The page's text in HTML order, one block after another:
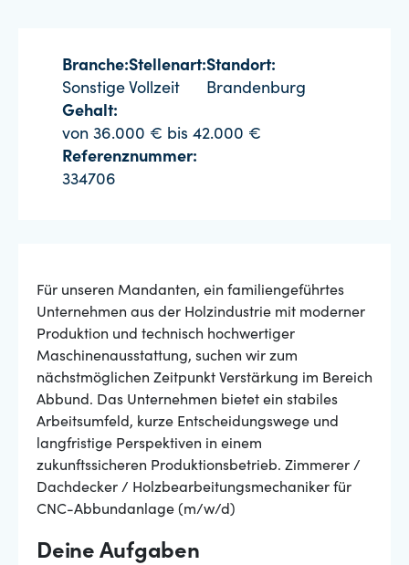
Branche:
Sonstige
Stellenart:
Vollzeit
Standort:
Brandenburg
Gehalt:
von 36.000 € bis 42.000 €
Referenznummer:
334706
Für unseren Mandanten, ein familiengeführtes
Unternehmen aus der Holzindustrie mit moderner
Produktion und technisch hochwertiger
Maschinenausstattung, suchen wir zum
nächstmöglichen Zeitpunkt Verstärkung im Bereich
Abbund. Das Unternehmen bietet ein stabiles
Arbeitsumfeld, kurze Entscheidungswege und
langfristige Perspektiven in einem
zukunftssicheren Produktionsbetrieb. Zimmerer /
Dachdecker / Holzbearbeitungsmechaniker für
CNC-Abbundanlage (m/w/d)
Deine Aufgaben